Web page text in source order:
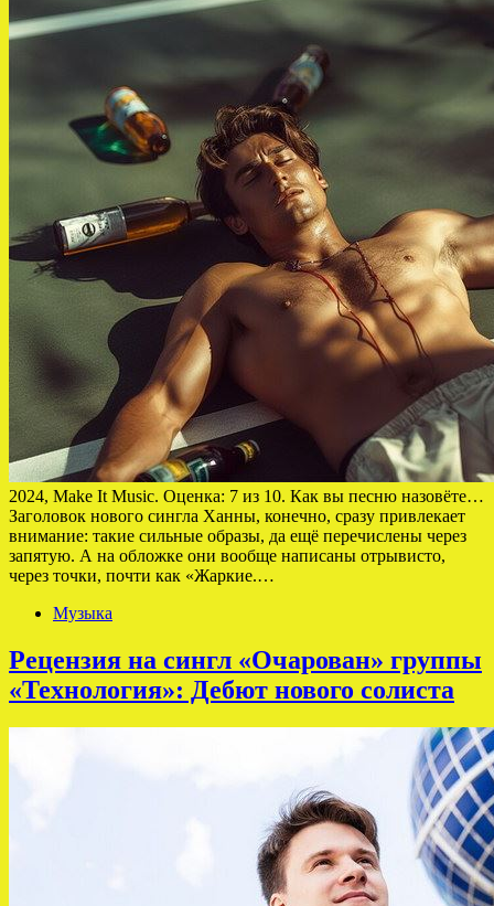
2024, Make It Music. Оценка: 7 из 10. Как вы песню назовёте…
Заголовок нового сингла Ханны, конечно, сразу привлекает
внимание: такие сильные образы, да ещё перечислены через
запятую. А на обложке они вообще написаны отрывисто,
через точки, почти как «Жаркие.…
Музыка
Рецензия на сингл «Очарован» группы
«Технология»: Дебют нового солиста